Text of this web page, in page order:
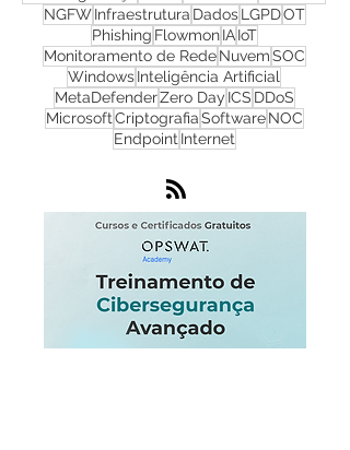
FirewallRedesWhatsUp Gold Check Point
CibersegurançaCloudZero Trust
NGFWInfraestruturaDadosLGPDOT
PhishingFlowmonIAIoT
Monitoramento de RedeNuvemSOC
WindowsInteligência Artificial
MetaDefenderZero DayICS
EndpointInternet